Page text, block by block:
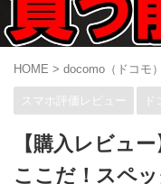
HOME > docomo（ドコモ）
スマホ評価レビュー
【購入レビュ
ここだ！スペ